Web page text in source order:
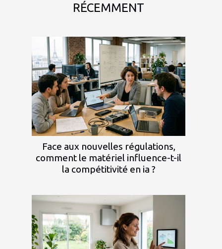
RÉCEMMENT
Face aux nouvelles régulations,
comment le matériel influence-t-il
la compétitivité en ia ?